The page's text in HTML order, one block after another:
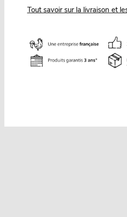
Tout savoir sur la livraison et